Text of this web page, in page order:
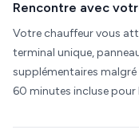
Rencontre avec
Votre chauffeur vous
terminal unique,
supplémentaires
60 minutes incluse pour